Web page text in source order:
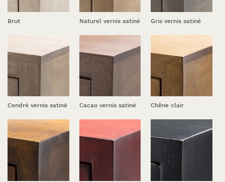
Brut Naturel vernis satiné Gris vernis satiné
Cendré vernis satiné Cacao vernis satiné Chêne clair